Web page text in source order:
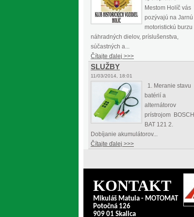
Mestom Holíč vás
pozývajú na Jarnú
motoristickú burzu
náhradných dielov, príslušenstva,
súčastných a...
Čítajte ďalej >>>
SLUŽBY
11/03/2014, 18:01
1. Meranie stavu
batérií a
alternátorov
prístrojom BOSCH
BAT 121 2.
Dobíjanie akumulátorov...
Čítajte ďalej >>>
KONTAKT
Mikuláš Matula - MOTOMAT
Potočná 126
909 01 Skalica